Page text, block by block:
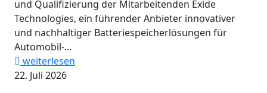
und Qualifizierung der Mitarbeitenden Exide
Technologies, ein führender Anbieter innovativer
und nachhaltiger Batteriespeicherlösungen für
Automobil-...
weiterlesen
22. Juli 2026